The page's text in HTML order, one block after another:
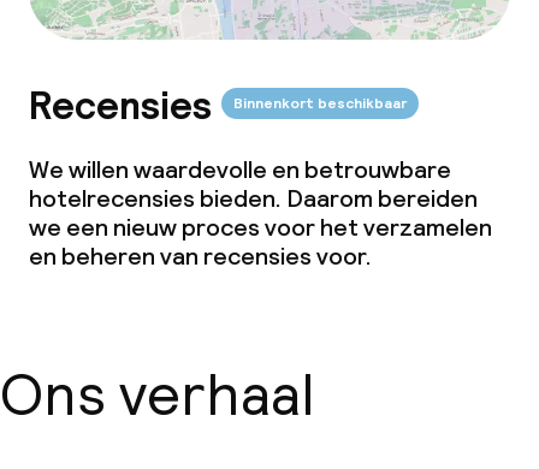
Speciale dieetopties
Vegetarische opties
Faciliteiten en diensten voor kinderen
Speeltuin
Babysitservice
Recensies Binnenkort beschikbaar
We willen waardevolle en betrouwbare
hotelrecensies bieden. Daarom bereiden
we een nieuw proces voor het verzamelen
en beheren van recensies voor.
Ons verhaal